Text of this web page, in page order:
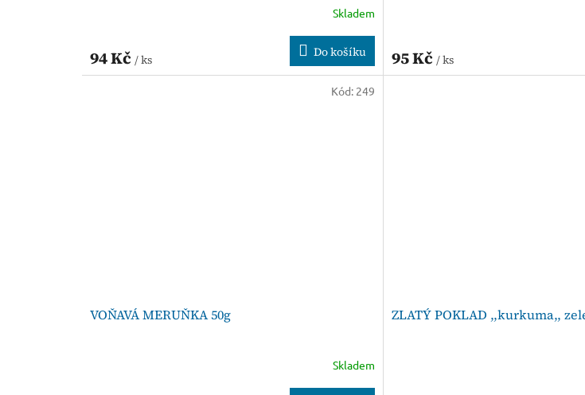
Skladem
94 Kč / ks Do košíku 95 Kč/ ks
VOŇAVÁ MERUŇKA 50g
Skladem
Kód: 249
ZLATÝ POKLAD ,,kurkuma,,